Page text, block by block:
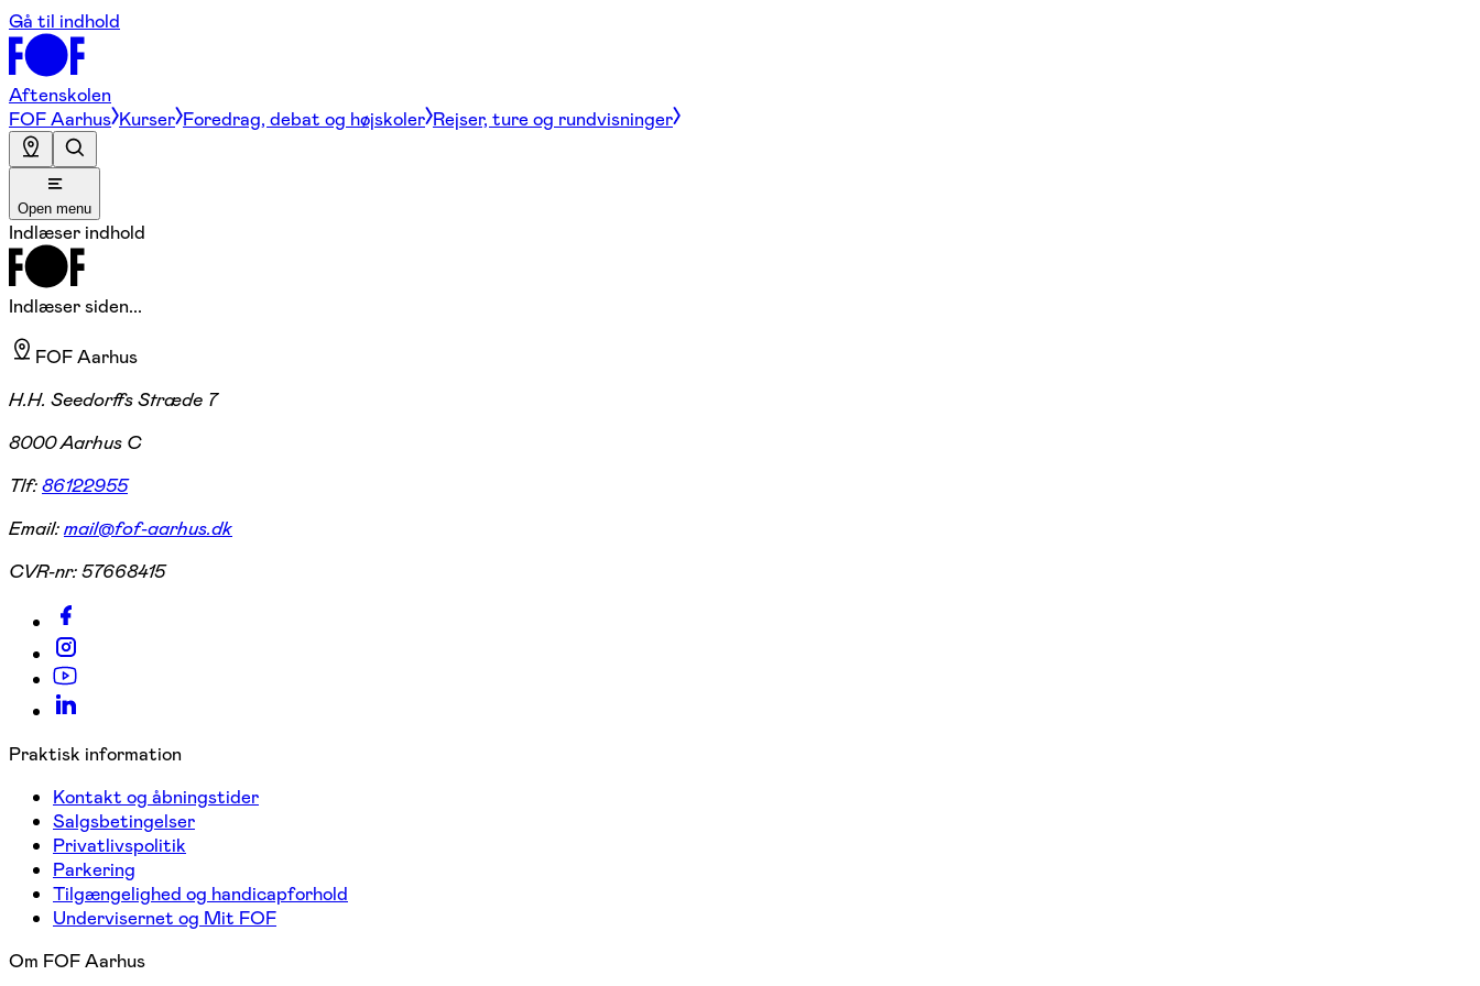
Gå til indhold
Aftenskolen
FOF Aarhus Kurser Foredrag, debat og højskoler Rejser, ture og rundvisninger
Open menu
Indlæser indhold
Indlæser siden...
FOF Aarhus
H.H. Seedorffs Stræde 7
8000 Aarhus C
Tlf:86122955
Email:mail@fof-aarhus.dk
CVR-nr:57668415
Praktisk information
Kontakt og åbningstider
Salgsbetingelser
Privatlivspolitik
Parkering
Tilgængelighed og handicapforhold
Undervisernet og Mit FOF
Om FOF Aarhus